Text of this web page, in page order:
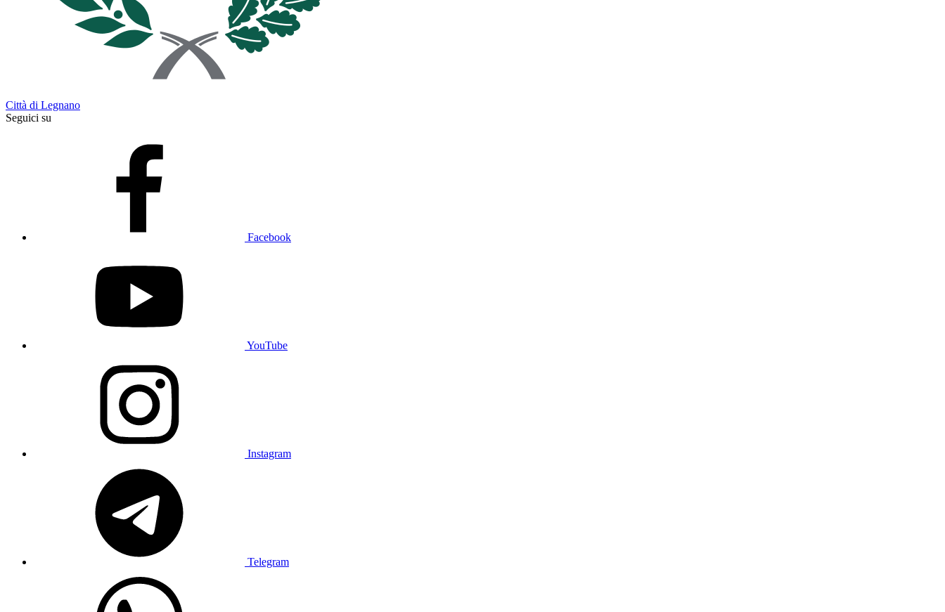
Città di Legnano
Seguici su
Facebook
YouTube
Instagram
Telegram